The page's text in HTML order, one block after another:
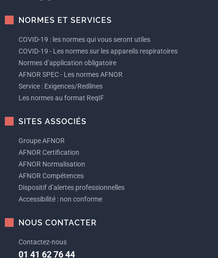
NORMES ET SERVICES
COVID-19 : les normes qui vous seront utiles
COVID-19 - Les normes sur les appareils respiratoires
Normes d’application obligatoire
AFNOR SPEC - Les normes AFNOR
Service : Exigences/Redlines
Les normes au format ReqIF
SITES ASSOCIÉS
Groupe AFNOR
AFNOR Certification
AFNOR Normalisation
AFNOR Compétences
Dispositif d’alertes professionnelles
Accessibilité : non conforme
NOUS CONTACTER
Contactez-nous
01 41 62 76 44